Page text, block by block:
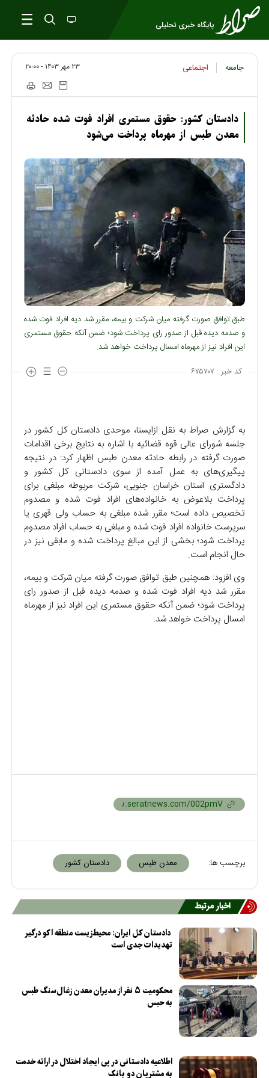
جامعه اجتماعی ۲۳ مهر ۱۴۰۳ - ۲۰:۰۰
دادستان کشور: حقوق مستمری افراد فوت شده حادثه
معدن طبس از مهرماه پرداخت می‌شود
طبق توافق صورت گرفته میان شرکت و بیمه، مقرر شد دیه افراد فوت شده
و صدمه دیده قبل از صدور رای پرداخت شود؛ ضمن آنکه حقوق مستمری
این افراد نیز از مهرماه امسال پرداخت خواهد شد.
کد خبر : ۶۷۵۷۰۷
به گزارش صراط به نقل ازایسنا، موحدی دادستان کل کشور در
جلسه شورای عالی قوه قضائیه با اشاره به نتایج برخی اقدامات
صورت گرفته در رابطه حادثه معدن طبس اظهار کرد: در نتیجه
پیگیری‌های به عمل آمده از سوی دادستانی کل کشور و
دادگستری استان خراسان جنوبی، شرکت مربوطه مبلغی برای
پرداخت بلاعوض به خانواده‌های افراد فوت شده و مصدوم
تخصیص داده است؛ مقرر شده مبلغی به حساب ولی قهری یا
سرپرست خانواده افراد فوت شده و مبلغی به حساب افراد مصدوم
پرداخت شود؛ بخشی از این مبالغ پرداخت شده و مابقی نیز در
حال انجام ‌است.
وی افزود: همچنین طبق توافق صورت گرفته میان شرکت و بیمه،
مقرر شد دیه افراد فوت شده و صدمه دیده قبل از صدور رای
پرداخت شود؛ ضمن آنکه حقوق مستمری این افراد نیز از مهرماه
امسال پرداخت خواهد شد.
برچسب ها: معدن طبس دادستان کشور
اخبار مرتبط
دادستان کل ایران: محیط‌زیست منطقه اکو درگیر
تهدیدات جدی است
محکومیت ۵ نفر از مدیران معدن زغال‌سنگ طبس
به حبس
اطلاعیه دادستانی در پی ایجاد اختلال در ارائه خدمت
به مشتریان دو بانک